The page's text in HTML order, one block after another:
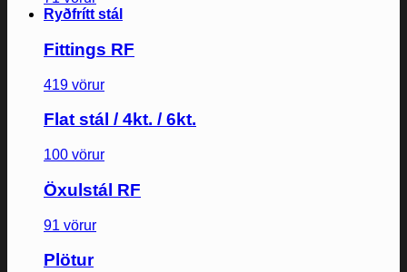
Ryðfrítt stál
Fittings RF
419 vörur
Flat stál / 4kt. / 6kt.
100 vörur
Öxulstál RF
91 vörur
Plötur